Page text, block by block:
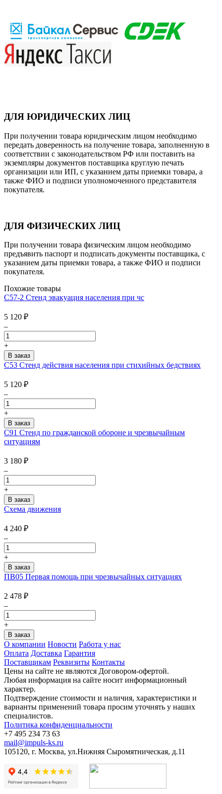
ДЛЯ ЮРИДИЧЕСКИХ ЛИЦ
При получении товара юридическим лицом необходимо
передать доверенность на получение товара, заполненную в
соответствии с законодательством РФ или поставить на
экземпляры документов поставщика круглую печать
организации или ИП, с указанием даты приемки товара, а
также ФИО и подписи уполномоченного представителя
покупателя.
ДЛЯ ФИЗИЧЕСКИХ ЛИЦ
При получении товара физическим лицом необходимо
предъявить паспорт и подписать документы поставщика, с
указанием даты приемки товара, а также ФИО и подписи
покупателя.
Похожие товары
С57-2 Стенд эвакуация населения при чс
5 120 ₽
–
+
С53 Стенд действия населения при стихийных бедствиях
5 120 ₽
–
+
С91 Стенд по гражданской обороне и чрезвычайным
ситуациям
3 180 ₽
–
+
Схема движения
4 240 ₽
–
+
ПВ05 Первая помощь при чрезвычайных ситуациях
2 478 ₽
–
+
О компании Новости Работа у нас
Оплата Доставка Гарантия
Поставщикам Реквизиты Контакты
Цены на сайте не являются Договором-офертой.
Любая информация на сайте носит информационный
характер.
Подтверждение стоимости и наличия, характеристики и
варианты применений товара просим уточнять у наших
специалистов.
Политика конфиденциальности
+7 495 234 73 63
mail@impuls-ks.ru
105120, г. Москва, ул.Нижняя Сыромятническая, д.11